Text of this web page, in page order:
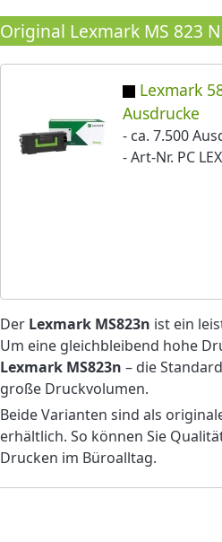
Original Lexmark MS 823
Lexmark
Ausdrucke
- ca. 7.500
- Art-Nr. PC
Der Lexmark MS823n ist ein
Um eine gleichbleibend hohe
Lexmark MS823n – die
große Druckvolumen.
Beide Varianten sind als
erhältlich. So können Sie
Drucken im Büroalltag.